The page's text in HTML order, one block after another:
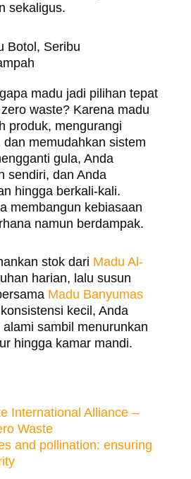
sekaligus.
Botol, Seribu
madu jadi pilihan tepat
waste? Karena madu
produk, mengurangi
memudahkan sistem
gula, Anda
sendiri, dan Anda
hingga berkali-kali.
membangun kebiasaan
namun berdampak.
stok dari Madu Al-
harian, lalu susun
Madu Banyumas
kecil, Anda
sambil menurunkan
hingga kamar mandi.
International Alliance –
Waste
and pollination: ensuring